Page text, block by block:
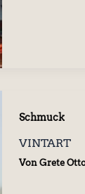
Schmuck
VINTART
Von Grete